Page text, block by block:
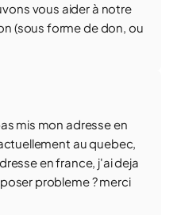
vous aider à notre
(sous forme de don, ou
mis mon adresse en
au quebec,
en france, j'ai deja
probleme ? merci